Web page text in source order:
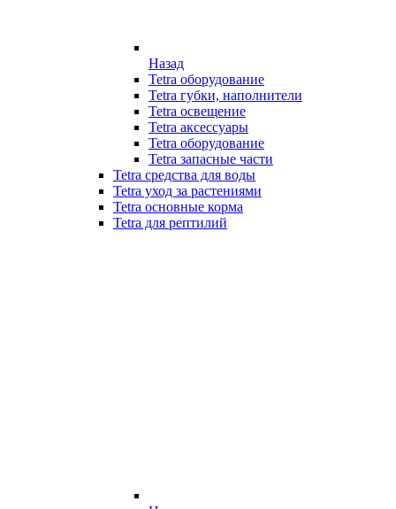
Назад
Tetra оборудование
Tetra губки, наполнители
Tetra освещение
Tetra аксессуары
Tetra оборудование
Tetra запасные части
Tetra средства для воды
Tetra уход за растениями
Tetra основные корма
Tetra для рептилий